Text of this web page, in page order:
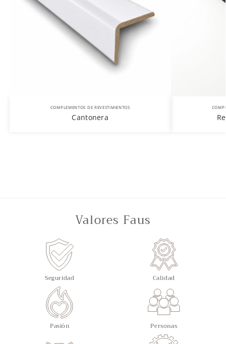
COMPLEMENTOS DE REVESTIMIENTOS
Cantonera
Valores Faus
Seguridad Calidad
Pasión Personas